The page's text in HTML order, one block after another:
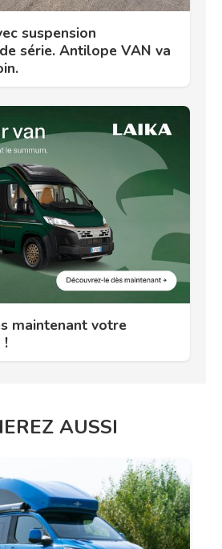
suspension
série. Antilope VAN va
maintenant votre
!
AUSSI